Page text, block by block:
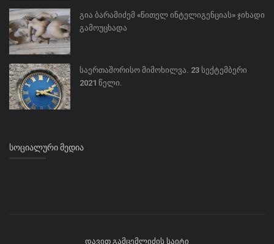
გია ბარამიძემ «წითელ ინტელიგენციას» ჯიხადი
გამოუცხადა
საერთაშორისო მიმოხილვა. 23 სექტემბერი
2021 წელი.
ᲡᲝᲪᲘᲐᲚᲣᲠᲘ ᲛᲔᲓᲘᲐ
დავით გამცემლიძის საიტი